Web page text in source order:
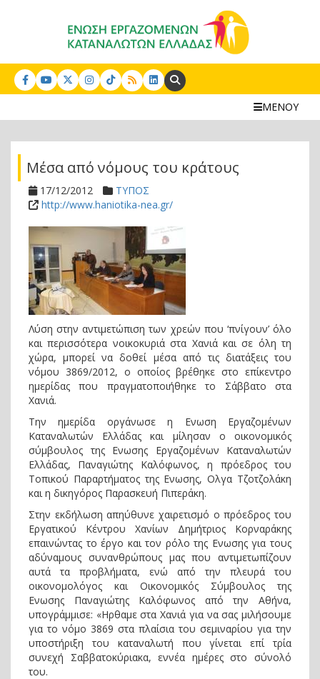
Search:
ΜΕΝΟΥ
Μέσα από νόμους του κράτους
17/12/2012
ΤΥΠΟΣ
http://www.haniotika-nea.gr/
Λύση στην αντιμετώπιση των χρεών που ‘πνίγουν’ όλο
και περισσότερα νοικοκυριά στα Χανιά και σε όλη τη
χώρα, μπορεί να δοθεί μέσα από τις διατάξεις του
νόμου 3869/2012, ο οποίος βρέθηκε στο επίκεντρο
ημερίδας που πραγματοποιήθηκε το Σάββατο στα
Χανιά.
Την ημερίδα οργάνωσε η Eνωση Εργαζομένων
Καταναλωτών Ελλάδας και μίλησαν ο οικονομικός
σύμβουλος της Ενωσης Εργαζομένων Καταναλωτών
Ελλάδας, Παναγιώτης Καλόφωνος, η πρόεδρος του
Τοπικού Παραρτήματος της Ενωσης, Ολγα Τζοτζολάκη
και η δικηγόρος Παρασκευή Πιπεράκη.
Στην εκδήλωση απηύθυνε χαιρετισμό ο πρόεδρος του
Εργατικού Κέντρου Χανίων Δημήτριος Κορναράκης
επαινώντας το έργο και τον ρόλο της Ενωσης για τους
αδύναμους συνανθρώπους μας που αντιμετωπίζουν
αυτά τα προβλήματα, ενώ από την πλευρά του
οικονομολόγος και Οικονομικός Σύμβουλος της
Ενωσης Παναγιώτης Καλόφωνος από την Αθήνα,
υπογράμμισε: «Ηρθαμε στα Χανιά για να σας μιλήσουμε
για το νόμο 3869 στα πλαίσια του σεμιναρίου για την
υποστήριξη του καταναλωτή που γίνεται επί τρία
συνεχή Σαββατοκύριακα, εννέα ημέρες στο σύνολό
του.